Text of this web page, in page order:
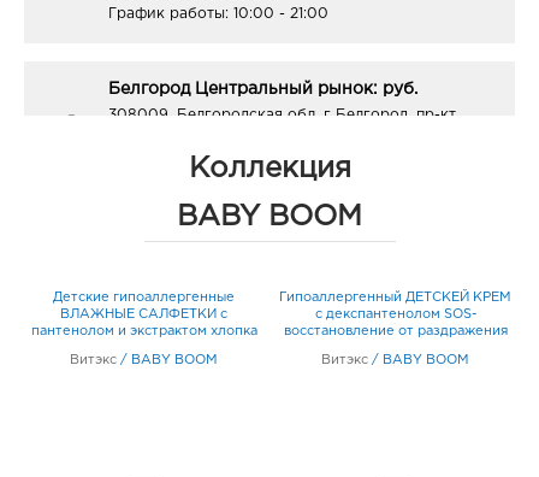
График работы: 10:00 - 21:00
Белгород Центральный рынок: руб.
308009, Белгородская обл, г Белгород, пр-кт
График работы:9:00 - 21:00
График работы:
Коллекция
BABY BOOM
Детские гипоаллергенные
ВЛАЖНЫЕ САЛФЕТКИ с
пантенолом и экстрактом хлопка
Витэкс / BABY BOOM
Гипоаллергенный ДЕТСКЕЙ КРЕМ
с декспантенолом SOS-
восстановление от раздражения
Витэкс / BABY BOOM